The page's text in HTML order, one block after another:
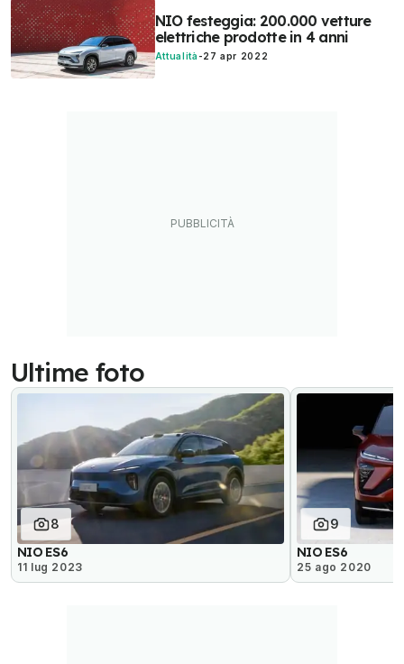
NIO festeggia: 200.000 vetture
elettriche prodotte in 4 anni
Attualità -27 apr 2022
Ultime foto
8
NIO ES6
11 lug 2023
9
NIO ES6
25 ago 2020